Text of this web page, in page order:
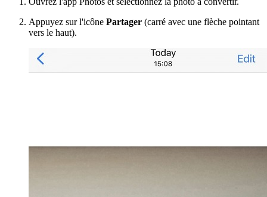
Appuyez sur l'icône Partager (carré avec une flèche pointant
vers le haut).